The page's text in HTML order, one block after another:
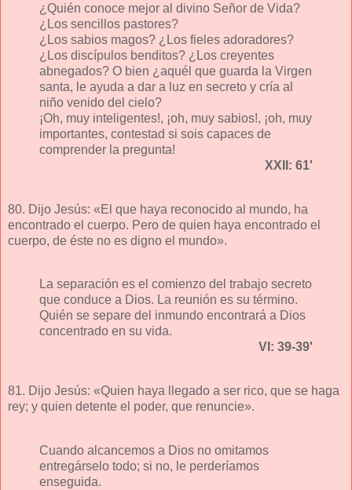
¿Quién conoce mejor al divino Señor de Vida?
¿Los sencillos pastores?
¿Los sabios magos? ¿Los fieles adoradores?
¿Los discípulos benditos? ¿Los creyentes
abnegados? O bien ¿aquél que guarda la Virgen
santa, le ayuda a dar a luz en secreto y cría al
niño venido del cielo?
¡Oh, muy inteligentes!, ¡oh, muy sabios!, ¡oh, muy
importantes, contestad si sois capaces de
comprender la pregunta!
XXII: 61'
80. Dijo Jesús: «El que haya reconocido al mundo, ha
encontrado el cuerpo. Pero de quien haya encontrado el
cuerpo, de éste no es digno el mundo».
La separación es el comienzo del trabajo secreto
que conduce a Dios. La reunión es su término.
Quién se separe del inmundo encontrará a Dios
concentrado en su vida.
VI: 39-39'
81. Dijo Jesús: «Quien haya llegado a ser rico, que se haga
rey; y quien detente el poder, que renuncie».
Cuando alcancemos a Dios no omitamos
entregárselo todo; si no, le perderíamos
enseguida.